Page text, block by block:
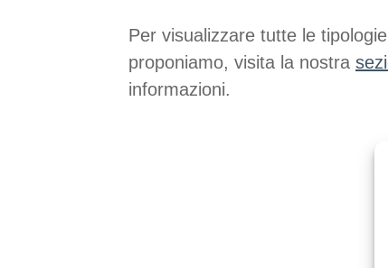
Per visualizzare tutte le
proponiamo, visita la nostra
informazioni.